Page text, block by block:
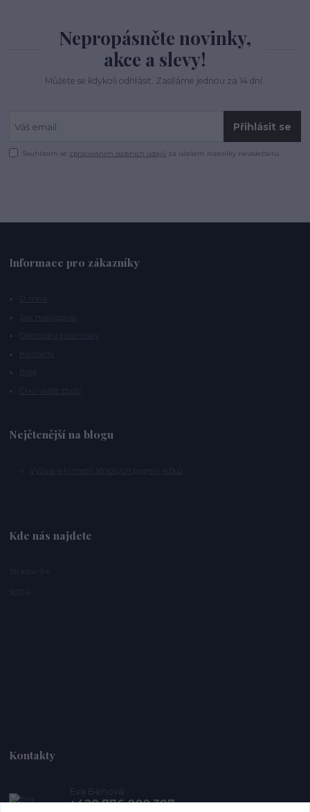
Nepropásněte novinky,
akce a slevy!
Můžete se kdykoli odhlásit. Zasíláme jednou za 14 dní.
Přihlásit se
Souhlasím se zpracováním osobních údajů za účelem rozesílky newsletteru.
Informace pro zákazníky
Nejčtenější na blogu
Kde nás najdete
Kontakty
Eva Beňová
+420 776 000 397